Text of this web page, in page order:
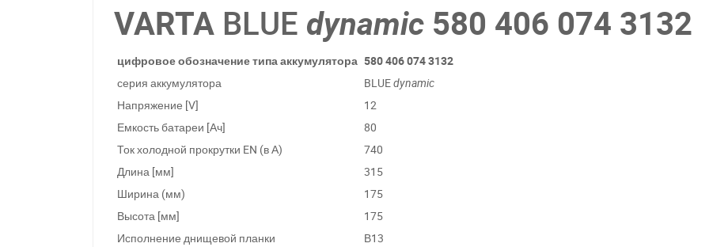
VARTA BLUE dynamic 580 406 074 3132
цифровое обозначение типа аккумулятора 580 406 074 3132
серия аккумулятора
BLUEdynamic
Напряжение [V]
12
Емкость батареи [Ач]
80
Ток холодной прокрутки EN (в А)
740
Длина [мм]
315
Ширина (мм)
175
Высота [мм]
175
Исполнение днищевой планки
В13